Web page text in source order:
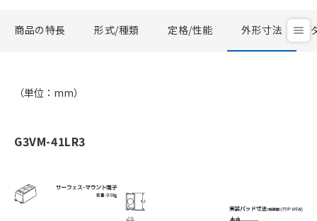
商品の特長 形式/種類 定格/性能 外形寸法
（単位：mm）
G3VM-41LR3